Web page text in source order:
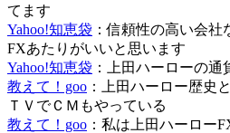
てます
Yahoo!知恵袋 ：信頼性の高い会
FXあたりがいいと思います
Yahoo!知恵袋 ：上田ハーローの
教えて！goo ：上田ハーロー歴史
ＴＶでＣＭもやっている
教えて！goo ：私は上田ハーロー